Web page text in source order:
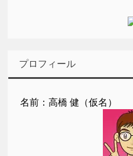
プロフィール
名前：高橋 健（仮名）